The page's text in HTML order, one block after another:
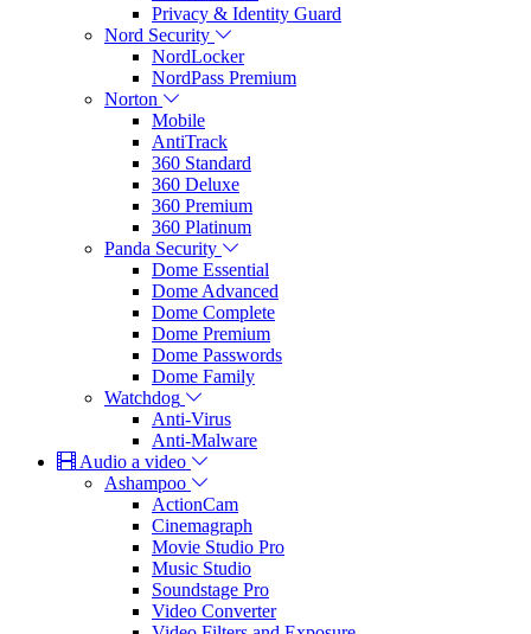
Privacy & Identity Guard
Nord Security
NordLocker
NordPass Premium
Norton
Mobile
AntiTrack
360 Standard
360 Deluxe
360 Premium
360 Platinum
Panda Security
Dome Essential
Dome Advanced
Dome Complete
Dome Premium
Dome Passwords
Dome Family
Watchdog
Anti-Virus
Anti-Malware
Audio a video
Ashampoo
ActionCam
Cinemagraph
Movie Studio Pro
Music Studio
Soundstage Pro
Video Converter